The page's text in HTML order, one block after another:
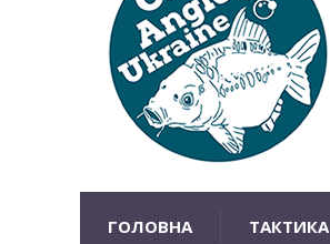
ГОЛОВНА ТАКТИКА